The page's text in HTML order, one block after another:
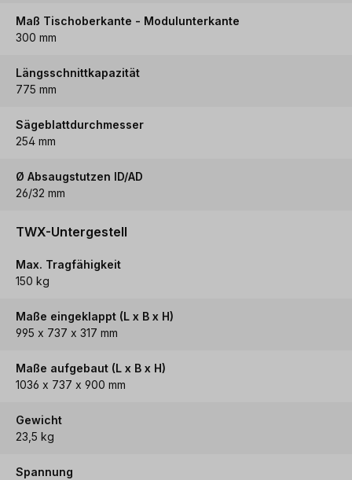
Maß Tischoberkante - Modulunterkante
300 mm
Längsschnittkapazität
775 mm
Sägeblattdurchmesser
254 mm
Ø Absaugstutzen ID/AD
26/32 mm
TWX-Untergestell
Max. Tragfähigkeit
150 kg
Maße eingeklappt (L x B x H)
995 x 737 x 317 mm
Maße aufgebaut (L x B x H)
1036 x 737 x 900 mm
Gewicht
23,5 kg
Spannung